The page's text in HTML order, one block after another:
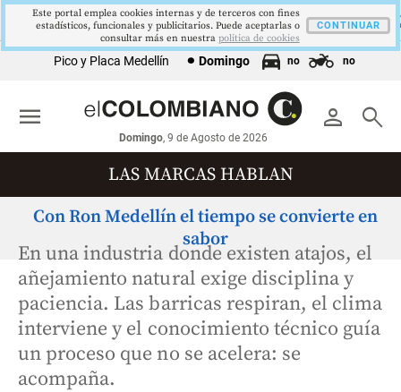
US$73,48
▼ 1.12
ORO US$3342,60
▲ 8.20
1621,34 pts
▲ 0.67
USD/COP$4178
▲ 0.42
Pico y Placa Medellín Domingo no no
person search
Domingo, 9 de Agosto de 2026
menu
LAS MARCAS HABLAN
Con Ron Medellín el tiempo se convierte en
sabor
En una industria donde existen atajos, el
añejamiento natural exige disciplina y
paciencia. Las barricas respiran, el clima
interviene y el conocimiento técnico guía
un proceso que no se acelera: se
acompaña.
Este portal emplea cookies internas y de terceros con fines
estadísticos, funcionales y publicitarios. Puede aceptarlas o
consultar más en nuestra politica de cookies
CONTINUAR